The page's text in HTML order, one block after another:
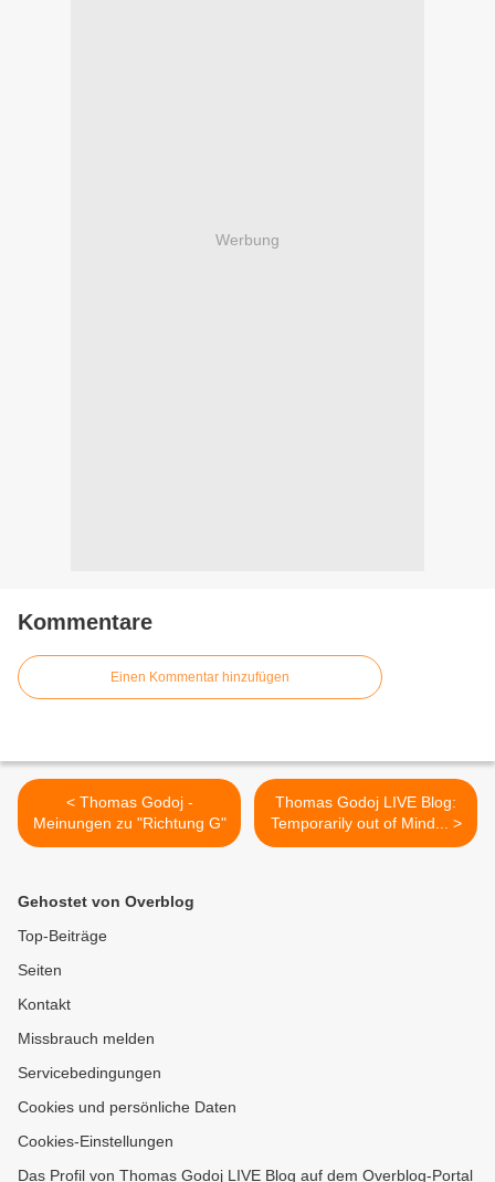
Werbung
Kommentare
Einen Kommentar hinzufügen
< Thomas Godoj -
Meinungen zu "Richtung G"
Thomas Godoj LIVE Blog:
Temporarily out of Mind... >
Gehostet von Overblog
Top-Beiträge
Seiten
Kontakt
Missbrauch melden
Servicebedingungen
Cookies und persönliche Daten
Cookies-Einstellungen
Das Profil von Thomas Godoj LIVE Blog auf dem Overblog-Portal